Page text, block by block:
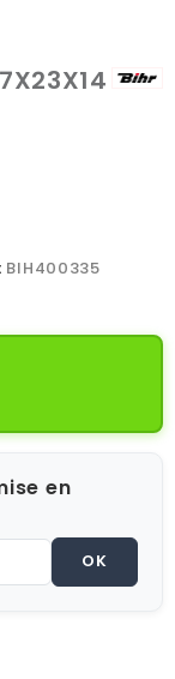
BIH400335
en
OK